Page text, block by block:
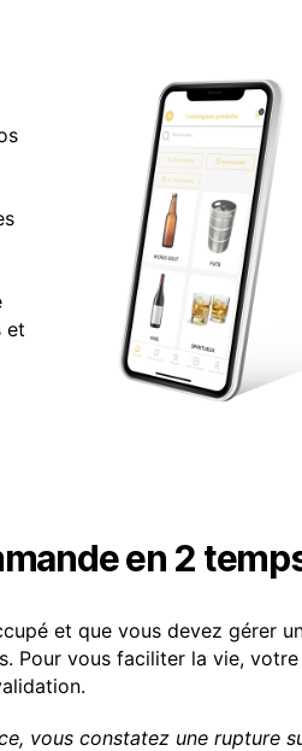
et
en 2
et que vous devez gérer
Pour vous faciliter la vie,
vous constatez une rupture